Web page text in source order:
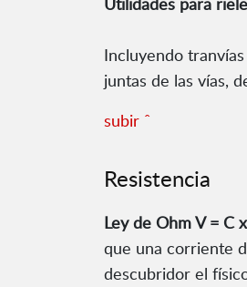
Incluyendo
juntas de las vías,
subir ˆ
Resistencia
Ley de Ohm V = C
que una corriente
descubridor el